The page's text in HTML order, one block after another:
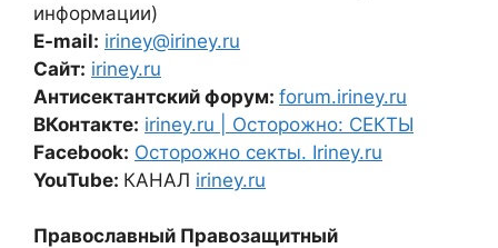
информации)
E-mail: iriney@iriney.ru
Сайт: iriney.ru
Антисектантский форум: forum.iriney.ru
ВКонтакте: iriney.ru | Осторожно: СЕКТЫ
Facebook: Осторожно секты. Iriney.ru
YouTube: КАНАЛ iriney.ru
Православный Правозащитный